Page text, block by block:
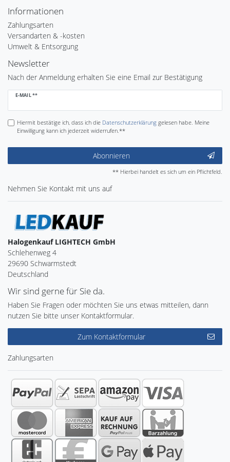
Informationen
Zahlungsarten
Versandarten & -kosten
Umwelt & Entsorgung
Newsletter
Nach der Anmeldung erhalten Sie eine Email zur Bestätigung
E-MAIL **
Newsletter
Hiermit bestätige ich, dass ich die Daten­schutz­erklärunggelesen habe. Meine
Einwilligung kann ich jederzeit widerrufen.**
Abonnieren
** Hierbei handelt es sich um ein Pflichtfeld.
Nehmen Sie Kontakt mit uns auf
Halogenkauf LIGHTECH GmbH
Schlehenweg 4
29690 Schwarmstedt
Deutschland
Wir sind gerne für Sie da.
Haben Sie Fragen oder möchten Sie uns etwas mitteilen, dann
nutzen Sie bitte unser Kontaktformular.
Zum Kontaktformular
Zahlungsarten